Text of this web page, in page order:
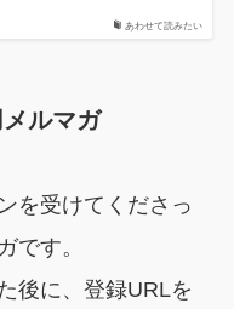
あわせて読みたい
ルマガ
を受けてくださっ
です。
後に、登録URLを